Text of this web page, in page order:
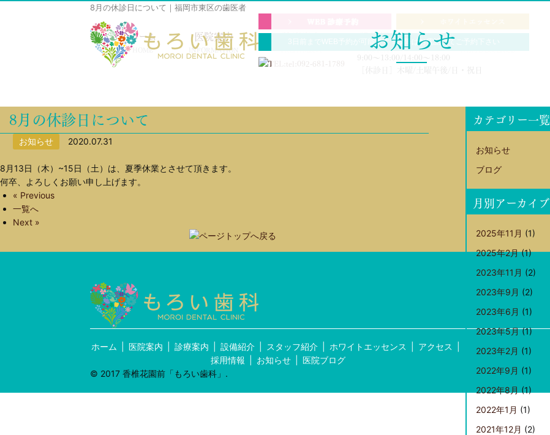
8月の休診日について｜福岡市東区の歯医者
3日前までWEB予約が可能です！以降はお電話にてご予約下さい
9:00～13:00/14:00～18:00
［休診日］木曜/土曜午後/日・祝日
お知らせ
ホーム
HOME
医院案内
INFORMATION
診療案内
TREATMENT
設備紹介
FACILITY
ホワイトエッセンス
WHITE ESSENCE
8月の休診日について
お知らせ 2020.07.31
8月13日（木）~15日（土）は、夏季休業とさせて頂きます。
何卒、よろしくお願い申し上げます。
« Previous
一覧へ
Next »
カテゴリー一覧
お知らせ
ブログ
月別アーカイブ
2025年11月 (1)
2025年2月(1)
2023年11月 (2)
2023年9月 (2)
2023年6月 (1)
2023年5月(1)
2023年2月 (1)
2022年9月 (1)
2022年8月 (1)
2022年1月 (1)
2021年12月 (2)
ホーム 医院案内 診療案内 設備紹介 スタッフ紹介 ホワイトエッセンス
アクセス
採用情報
お知らせ
医院ブログ
© 2017 香椎花園前「もろい歯科」.